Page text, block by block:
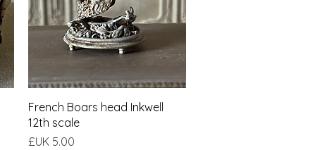
العرض السريع
French Boars head Inkwell
12th scale
السعر